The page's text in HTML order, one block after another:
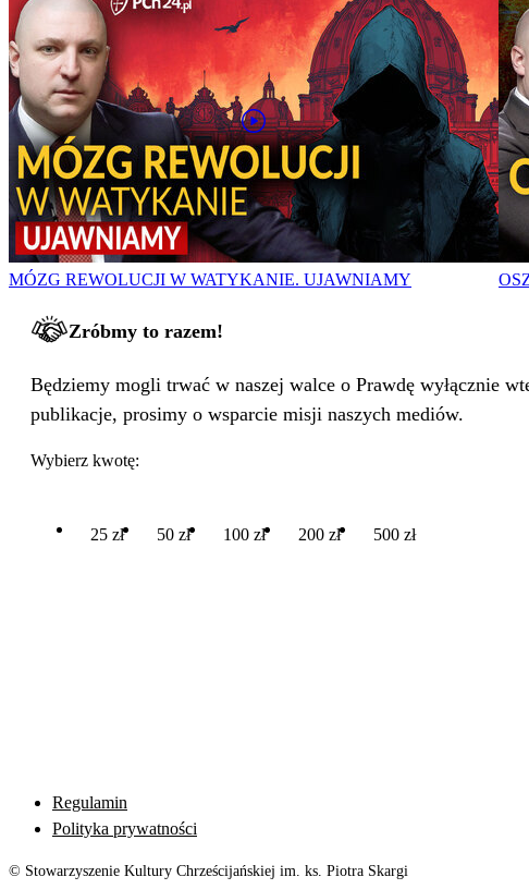
MÓZG REWOLUCJI W WATYKANIE. UJAWNIAMY
Zróbmy to razem!
Będziemy mogli trwać w naszej walce o Prawdę wyłącznie
publikacje, prosimy o wsparcie misji naszych mediów.
Wybierz kwotę:
25 zł 50 zł 100 zł 200 zł 500 zł
Regulamin
Polityka prywatności
© Stowarzyszenie Kultury Chrześcijańskiej im. ks. Piotra Skargi